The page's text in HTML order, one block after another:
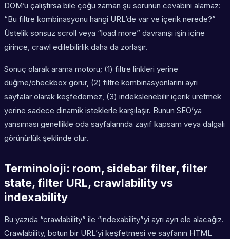
DOM’u çalıştırsa bile çoğu zaman şu sorunun cevabını alamaz:
“Bu filtre kombinasyonu hangi URL’de var ve içerik nerede?”
Üstelik sonsuz scroll veya “load more” davranışı işin içine
girince, crawl edilebilirlik daha da zorlaşır.
Sonuç olarak arama motoru; (1) filtre linkleri yerine
düğme/checkbox görür, (2) filtre kombinasyonlarını ayrı
sayfalar olarak keşfedemez, (3) indekslenebilir içerik üretmek
yerine sadece dinamik isteklerle karşılaşır. Bunun SEO’ya
yansıması genellikle oda sayfalarında zayıf kapsam veya dalgalı
görünürlük şeklinde olur.
Terminoloji: room, sidebar filter, filter
state, filter URL, crawlability vs
indexability
Bu yazıda “crawlability” ile “indexability”yi ayrı ayrı ele alacağız.
Crawlability, botun bir URL’yi keşfetmesi ve sayfanın HTML